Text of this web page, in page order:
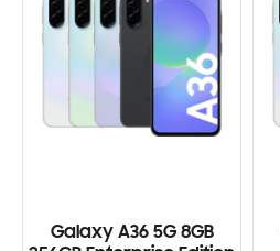
Galaxy A36 5G 8GB